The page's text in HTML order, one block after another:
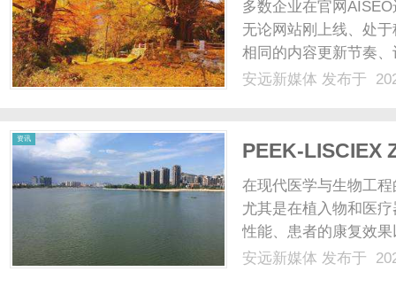
多数企业在官网
无论网站刚上线、处
相同的内容更新节奏
式，会让站点慢慢适
安远新媒体 发布于
资讯
PEEK-LISCIEX
在现代医学与生物工
尤其是在植入物和医
性能、患者的康复效
备受关注的高性能聚
安远新媒体 发布于